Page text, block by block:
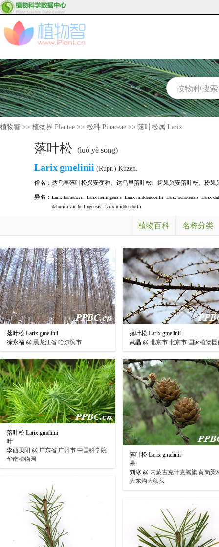
植物智 >> 植物界 Plantae >> 松科 Pinaceae >> 落叶松属 Larix
落叶松 (luò yè sōng)
Larixgmelinii (Rupr.) Kuzen.
俗名： 达乌里落叶松兴安变种、 达乌里落叶松、 齿果兴安落叶松、 粉果
异名： Larix komarovii Larix heilingensis Larix middendorffii Larix ochotensis Larix
dahurica var. heilingensis Larix middendorfii
植物百科 名称分类
落叶松 Larix gmelinii
徐永福 @ 黑龙江省 哈尔滨市
落叶松 Larix gmelinii
武晶 @ 北京市 北京市 国家植物园
落叶松 Larix gmelinii
叶
李西贝阳 @ 广东省 广州市 中国科学院
华南植物园
落叶松 Larix gmelinii
果
刘冰 @ 内蒙古克什克腾旗 黄岗梁
大东沟大额头